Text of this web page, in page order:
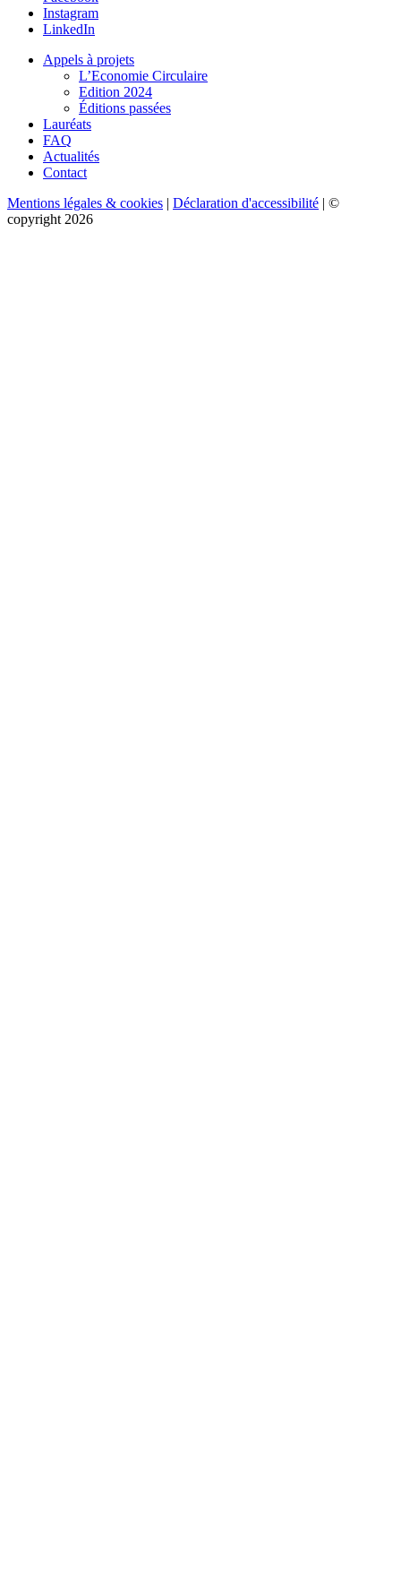
Instagram
LinkedIn
Appels à projets
L’Economie Circulaire
Edition 2024
Éditions passées
Lauréats
FAQ
Actualités
Contact
Mentions légales & cookies | Déclaration d'accessibilité | ©
copyright 2026